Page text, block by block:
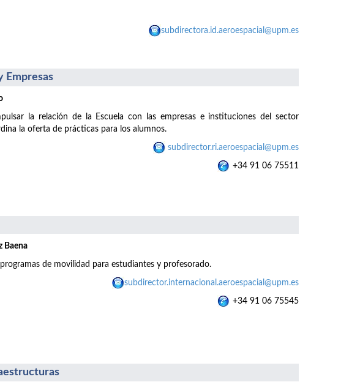
subdirectora.id.aeroespacial@upm.es
Empresas
la relación de la Escuela con las empresas e instituciones del sector
la oferta de prácticas para los alumnos.
subdirector.ri.aeroespacial@upm.es
+34 91 06 75511
Baena
de movilidad para estudiantes y profesorado.
subdirector.internacional.aeroespacial@upm.es
+34 91 06 75545